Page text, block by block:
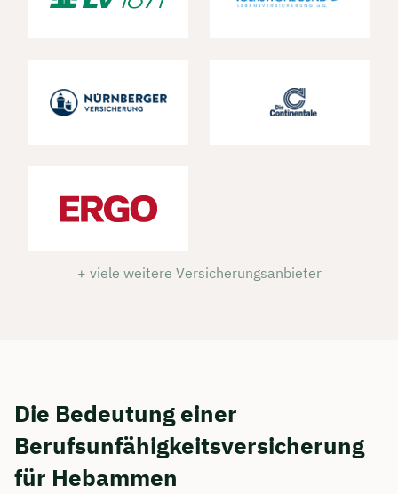
+ viele weitere Versicherungsanbieter
Die Bedeutung einer
Berufsunfähigkeitsversicherung
für Hebammen